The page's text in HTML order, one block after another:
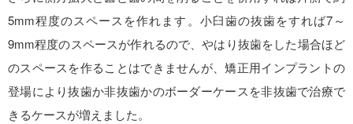
5mm程度のスペースを作れます。小臼歯の抜歯をすれば7～
9mm程度のスペースが作れるので、やはり抜歯をした場合ほど
のスペースを作ることはできませんが、矯正用インプラントの
登場により抜歯か非抜歯かのボーダーケースを非抜歯で治療で
きるケースが増えました。